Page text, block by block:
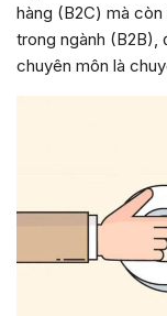
hàng (B2C) mà
trong ngành (B2B),
chuyên môn là